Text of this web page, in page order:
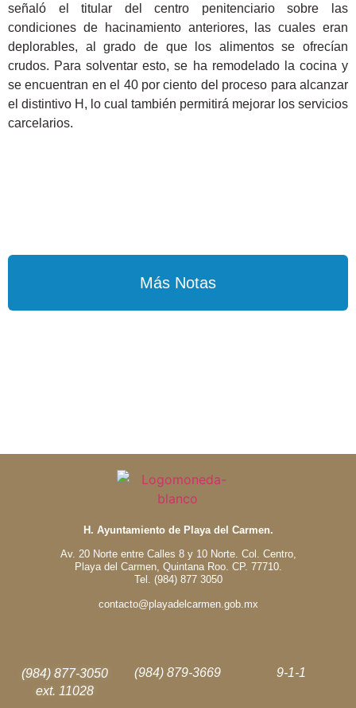
señaló el titular del centro penitenciario sobre las
condiciones de hacinamiento anteriores, las cuales eran
deplorables, al grado de que los alimentos se ofrecían
crudos. Para solventar esto, se ha remodelado la cocina y
se encuentran en el 40 por ciento del proceso para alcanzar
el distintivo H, lo cual también permitirá mejorar los servicios
carcelarios.
Más Notas
H. Ayuntamiento de Playa del Carmen.
Av. 20 Norte entre Calles 8 y 10 Norte. Col. Centro,
Playa del Carmen, Quintana Roo. CP. 77710.
Tel. (984) 877 3050
contacto@playadelcarmen.gob.mx
(984) 877-3050
ext. 11028
(984) 879-3669 9-1-1